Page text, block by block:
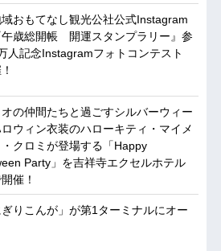
おもてなし観光公社公式Instagram
午歳総開帳 開運スタンプラリー』参
人記念Instagramフォトコンテスト
の仲間たちと過ごすシルバーウィー
ウィン衣装のハローキティ・マイメ
・クロミが登場する「Happy
Party」を吉祥寺エクセルホテル
催！
ぎりこんが」が第1ターミナルにオー